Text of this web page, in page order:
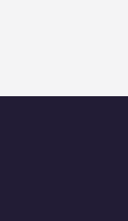
le plus proche de
et vous